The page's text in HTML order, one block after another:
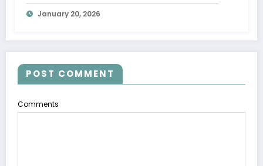
January 20, 2026
POST COMMENT
Comments